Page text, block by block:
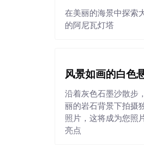
在美丽的海景中探索
的阿尼瓦灯塔
风景如画的白色
沿着灰色石墨沙散步
丽的岩石背景下拍摄
照片，这将成为您照
亮点